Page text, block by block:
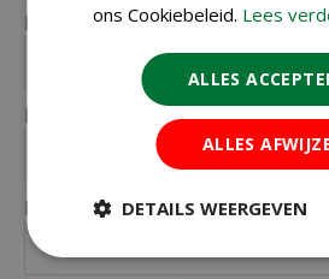
Naam (zichtbaar op website):*
Plaats (zichtbaar op website):*
E-mailadres (niet zichtbaar):*
ons Cookiebeleid. Lees
ALLES
ALLES
DETAILS WEERGEVEN